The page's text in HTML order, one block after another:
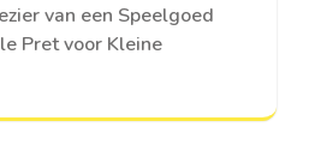
van een Speelgoed
Pret voor Kleine